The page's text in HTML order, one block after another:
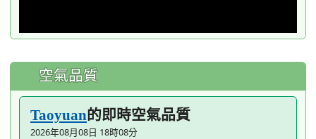
空氣品質
Taoyuan的即時空氣品質
2026年08月08日 18時08分